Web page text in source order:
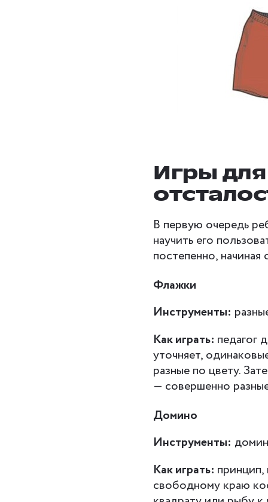
Игры
В первую очередь
научить его
постепенно,
Флажки
Инструменты:
Как играть: педагог
уточняет,
разные по цвету.
— совершенно
Домино
Инструменты:
Как играть:
свободному краю